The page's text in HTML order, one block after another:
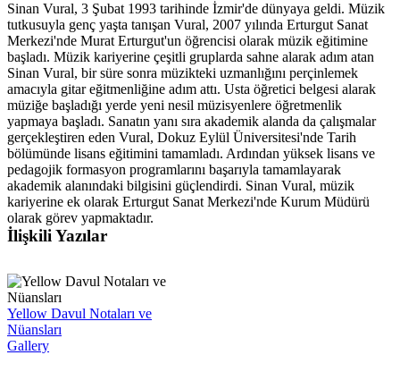
Sinan Vural, 3 Şubat 1993 tarihinde İzmir'de dünyaya geldi. Müzik
tutkusuyla genç yaşta tanışan Vural, 2007 yılında Erturgut Sanat
Merkezi'nde Murat Erturgut'un öğrencisi olarak müzik eğitimine
başladı. Müzik kariyerine çeşitli gruplarda sahne alarak adım atan
Sinan Vural, bir süre sonra müzikteki uzmanlığını perçinlemek
amacıyla gitar eğitmenliğine adım attı. Usta öğretici belgesi alarak
müziğe başladığı yerde yeni nesil müzisyenlere öğretmenlik
yapmaya başladı. Sanatın yanı sıra akademik alanda da çalışmalar
gerçekleştiren eden Vural, Dokuz Eylül Üniversitesi'nde Tarih
bölümünde lisans eğitimini tamamladı. Ardından yüksek lisans ve
pedagojik formasyon programlarını başarıyla tamamlayarak
akademik alanındaki bilgisini güçlendirdi. Sinan Vural, müzik
kariyerine ek olarak Erturgut Sanat Merkezi'nde Kurum Müdürü
olarak görev yapmaktadır.
İlişkili Yazılar
Yellow Davul Notaları ve
Nüansları
Gallery